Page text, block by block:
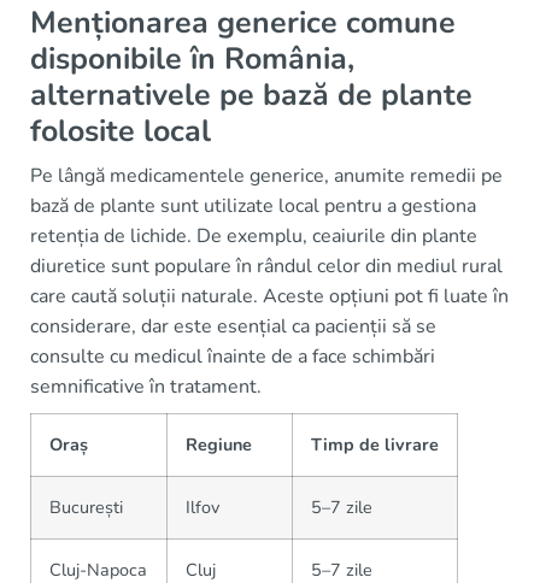
Menționarea generice comune
disponibile în România,
alternativele pe bază de plante
folosite local
Pe lângă medicamentele generice, anumite remedii pe
bază de plante sunt utilizate local pentru a gestiona
retenția de lichide. De exemplu, ceaiurile din plante
diuretice sunt populare în rândul celor din mediul rural
care caută soluții naturale. Aceste opțiuni pot fi luate în
considerare, dar este esențial ca pacienții să se
consulte cu medicul înainte de a face schimbări
semnificative în tratament.
Oraș Regiune Timp de livrare
București Ilfov 5–7 zile
Cluj-Napoca Cluj 5–7 zile